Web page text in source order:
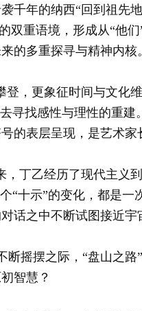
千年的纳西“回到祖先
双重语境，形成从“他
的多重探寻与精神内核。
更象征时间与文化维
寻找感性与理性的重
的表层呈现，是艺术家
乙经历了现代主义到
“十示”的变化，都是
话之中不断试图接近宇
摆之际，“盘山之路”
智慧？